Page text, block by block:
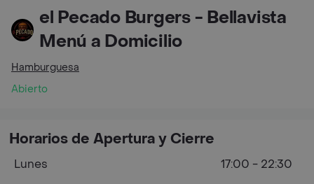
el Pecado Burgers - Bellavista
Menú a Domicilio
Hamburguesa
Abierto
Horarios de Apertura y Cierre
Lunes
17:00 - 22:30